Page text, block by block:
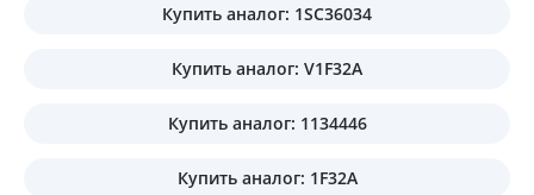
Купить аналог: 1SC36034
Купить аналог: V1F32A
Купить аналог: 1134446
Купить аналог: 1F32A